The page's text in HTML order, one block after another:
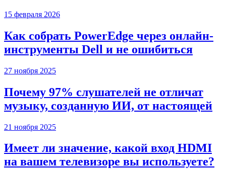
15 февраля 2026
Как собрать PowerEdge через онлайн-
инструменты Dell и не ошибиться
27 ноября 2025
Почему 97% слушателей не отличат
музыку, созданную ИИ, от настоящей
21 ноября 2025
Имеет ли значение, какой вход HDMI
на вашем телевизоре вы используете?